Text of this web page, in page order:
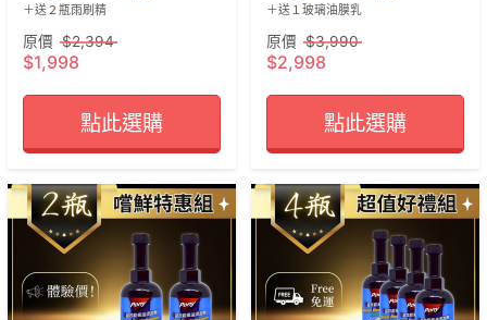
＋送２瓶雨刷精
原價 $2,394
$1,998
點此選購
＋送１玻璃油膜乳
原價 $3,990
$2,998
點此選購